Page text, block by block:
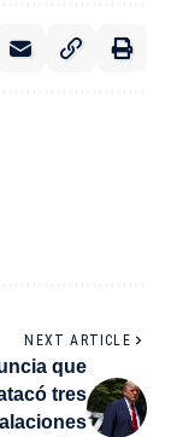
NEXT ARTICLE
que
tres